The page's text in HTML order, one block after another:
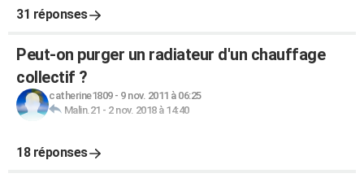
31 réponses
Peut-on purger un radiateur d'un chauffage
collectif ?
catherine1809- 9 nov. 2011 à 06:25
Malin.21 - 2 nov. 2018 à 14:40
18 réponses